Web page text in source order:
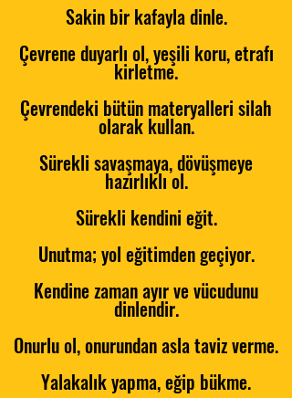
Sakin bir kafayla dinle.
Çevrene duyarlı ol, yeşili koru, etrafı
kirletme.
Çevrendeki bütün materyalleri silah
olarak kullan.
Sürekli savaşmaya, dövüşmeye
hazırlıklı ol.
Sürekli kendini eğit.
Unutma; yol eğitimden geçiyor.
Kendine zaman ayır ve vücudunu
dinlendir.
Onurlu ol, onurundan asla taviz verme.
Yalakalık yapma, eğip bükme.